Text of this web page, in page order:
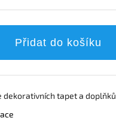
Přidat do košíku
dekorativních tapet a doplňků